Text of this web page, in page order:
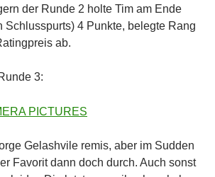
der Runde 2 holte Tim am Ende
Schlusspurts) 4 Punkte, belegte Rang
ab.
3:
Gelashvile remis, aber im Sudden
Favorit dann doch durch. Auch sonst